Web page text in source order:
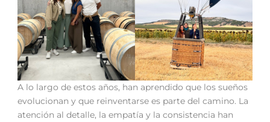
A lo largo de estos años, han aprendido que los sueños
evolucionan y que reinventarse es parte del camino. La
atención al detalle, la empatía y la consistencia han